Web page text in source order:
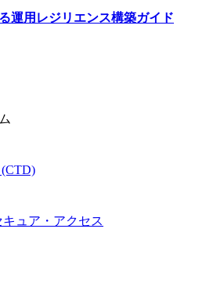
運用レジリエンス構築ガイド
キュア・アクセス